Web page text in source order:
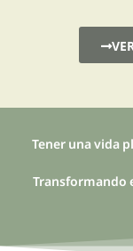
Tener una vida
Transformando